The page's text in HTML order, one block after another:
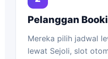
Pelanggan
Mereka pilih jadwal
lewat Sejoli, slot